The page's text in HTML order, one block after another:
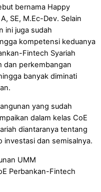
bernama Happy
SE, M.Ec-Dev. Selain
ini juga sudah
kompetensi keduanya
Fintech Syariah
dan perkembangan
banyak diminati
yang sudah
dalam kelas CoE
diantaranya tentang
investasi dan semisalnya.